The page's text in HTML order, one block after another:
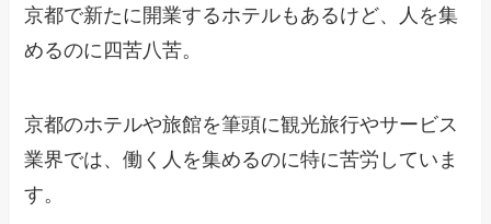
京都で新たに開業するホテルもあるけど、人を集
めるのに四苦八苦。
京都のホテルや旅館を筆頭に観光旅行やサービス
業界では、働く人を集めるのに特に苦労していま
す。